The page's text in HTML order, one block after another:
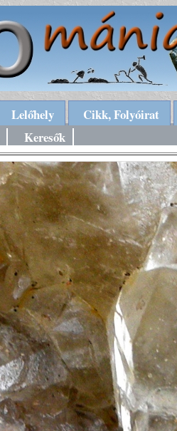
Lelőhely
Cikk, Folyóirat
Keresők